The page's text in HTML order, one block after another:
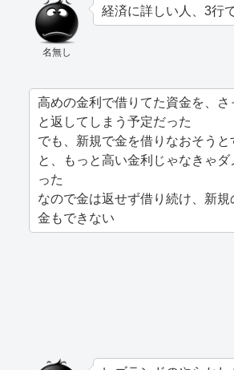
名無し
経済に詳しい人、3行
高めの金利で借りてた資金を、さ
と返してしまう予定だった
でも、新規で金を借りなおそうと
と、もっと高い金利じゃなきゃダ
った
なので金は返せず借り続け、新規
金もできない